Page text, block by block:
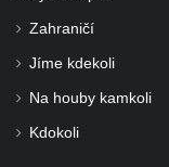
Výklenková
v Krásné u
Márnice na
Výklenková
Zahraničí
Jíme kdekoli
Na houby kamkoli
Kdokoli